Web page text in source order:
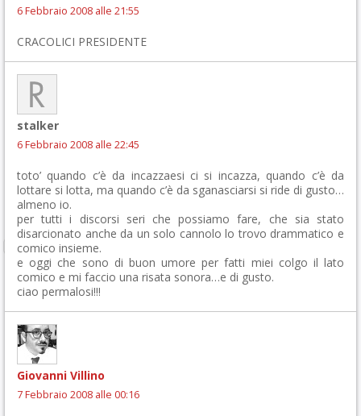
6 Febbraio 2008 alle 21:55
CRACOLICI PRESIDENTE
stalker
6 Febbraio 2008 alle 22:45
toto’ quando c’è da incazzaesi ci si incazza, quando c’è da
lottare si lotta, ma quando c’è da sganasciarsi si ride di gusto…
almeno io.
per tutti i discorsi seri che possiamo fare, che sia stato
disarcionato anche da un solo cannolo lo trovo drammatico e
comico insieme.
e oggi che sono di buon umore per fatti miei colgo il lato
comico e mi faccio una risata sonora…e di gusto.
ciao permalosi!!!
Giovanni Villino
7 Febbraio 2008 alle 00:16